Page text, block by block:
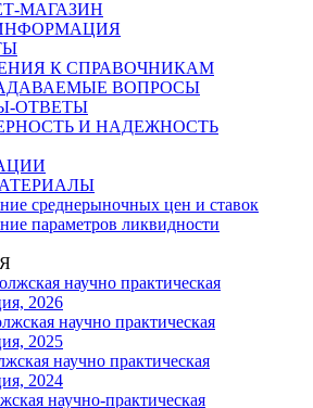
МАГАЗИН
К СПРАВОЧНИКАМ
ВОПРОСЫ
ОТВЕТЫ
И НАДЕЖНОСТЬ
среднерыночных цен и ставок
параметров ликвидности
научно практическая
2026
научно практическая
2025
научно практическая
2024
научно-практическая